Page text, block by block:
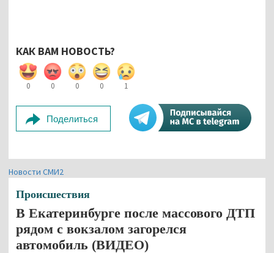
КАК ВАМ НОВОСТЬ?
0 0 0 0 1
Поделиться
Новости СМИ2
Происшествия
В Екатеринбурге после массового ДТП
рядом с вокзалом загорелся
автомобиль (ВИДЕО)